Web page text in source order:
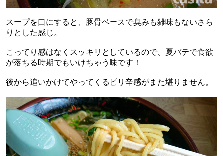
スープを口にすると、豚骨ベースで臭みも雑味もないさら
りとした感じ。
こってり感はなくスッキリとしているので、夏バテで食欲
が落ちる時期でもいけちゃう味です！
後から追いかけてやってくるピリ辛感がまた堪りません。